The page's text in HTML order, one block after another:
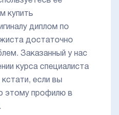
купить
диплом по
достаточно
Заказанный у нас
курса специалиста
если вы
этому профилю в